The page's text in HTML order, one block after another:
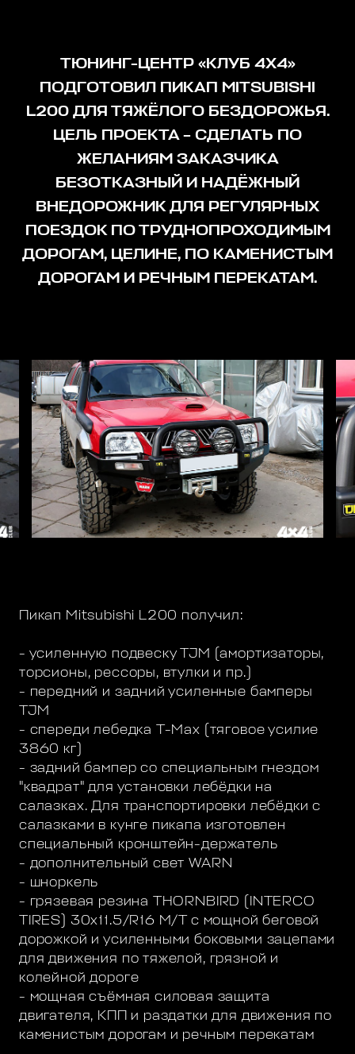
ТЮНИНГ-ЦЕНТР «КЛУБ 4Х4»
ПОДГОТОВИЛ ПИКАП MITSUBISHI
L200 ДЛЯ ТЯЖЁЛОГО БЕЗДОРОЖЬЯ.
ЦЕЛЬ ПРОЕКТА – СДЕЛАТЬ ПО
ЖЕЛАНИЯМ ЗАКАЗЧИКА
БЕЗОТКАЗНЫЙ И НАДЁЖНЫЙ
ВНЕДОРОЖНИК ДЛЯ РЕГУЛЯРНЫХ
ПОЕЗДОК ПО ТРУДНОПРОХОДИМЫМ
ДОРОГАМ, ЦЕЛИНЕ, ПО КАМЕНИСТЫМ
ДОРОГАМ И РЕЧНЫМ ПЕРЕКАТАМ.
Пикап Mitsubishi L200 получил:
- усиленную подвеску TJM (амортизаторы,
торсионы, рессоры, втулки и пр.)
- передний и задний усиленные бамперы
TJM
- спереди лебедка T-Max (тяговое усилие
3860 кг)
- задний бампер со специальным гнездом
"квадрат" для установки лебёдки на
салазках. Для транспортировки лебёдки с
салазками в кунге пикапа изготовлен
специальный кронштейн-держатель
- дополнительный свет WARN
- шноркель
- грязевая резина THORNBIRD (INTERCO
TIRES) 30x11.5/R16 М/Т с мощной беговой
дорожкой и усиленными боковыми зацепами
для движения по тяжелой, грязной и
колейной дороге
- мощная съёмная силовая защита
двигателя, КПП и раздатки для движения по
каменистым дорогам и речным перекатам